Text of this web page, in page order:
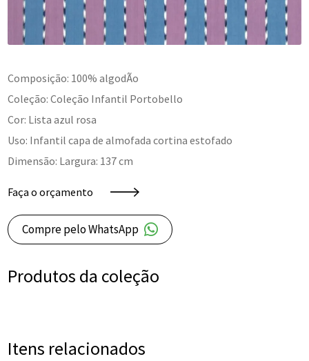
Composição: 100% algodÃo
Coleção: Coleção Infantil Portobello
Cor: Lista azul rosa
Uso: Infantil capa de almofada cortina estofado
Dimensão: Largura: 137 cm
Faça o orçamento
Compre pelo WhatsApp
Produtos da coleção
Itens relacionados